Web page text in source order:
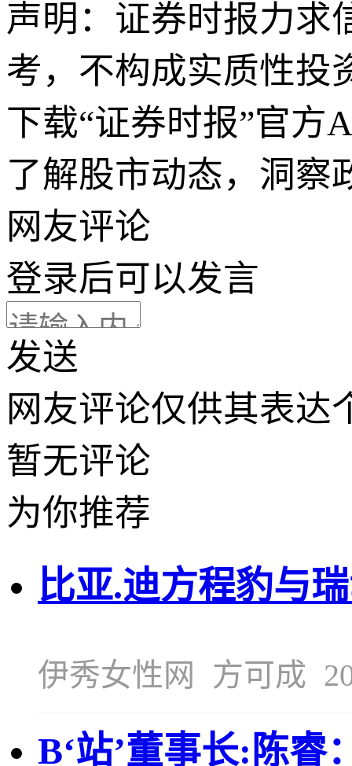
声明：证券时报力求
考，不构成实质性投
下载“证券时报”官方
了解股市动态，洞察
网友评论
登录后可以发言
发送
网友评论仅供其表达
暂无评论
为你推荐
比亚.迪方程豹与
伊秀女性网 方可成
B‘站’董事长:陈睿